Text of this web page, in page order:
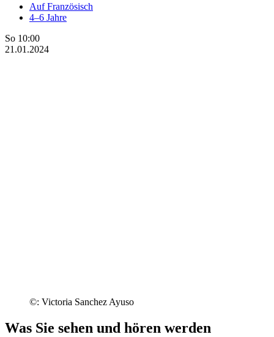
Auf Französisch
4–6 Jahre
So 10:00
21.01.2024
©: Victoria Sanchez Ayuso
Was Sie sehen und hören werden